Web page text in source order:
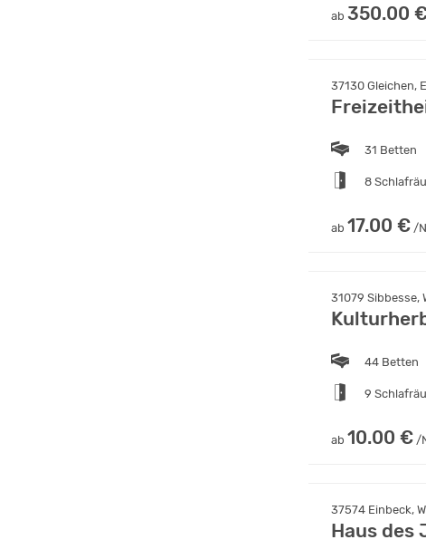
ab 350.00
37130 Gleichen,
31 Betten
8
ab 17.00 € /
31079 Sibbesse,
44 Betten
9
ab 10.00 € /
37574 Einbeck,
Haus des